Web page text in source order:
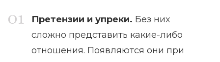
Претензии и упреки. Без них
сложно представить какие-либо
отношения. Появляются они при